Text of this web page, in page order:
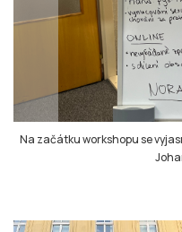
Na začátku workshopu se